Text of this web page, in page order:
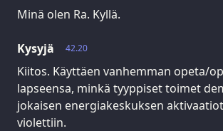
Minä olen Ra. Kyllä.
42.20
Kysyjä
Kiitos. Käyttäen vanhemman opeta/
lapseensa, minkä tyyppiset toimet
jokaisen energiakeskuksen
violettiin.